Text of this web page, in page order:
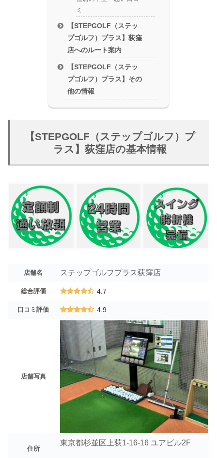
ミ
【STEPGOLF（ステッ
プゴルフ）プラス】荻窪
店へのルート案内
【STEPGOLF（ステッ
プゴルフ）プラス】その
他の情報
【STEPGOLF（ステップゴルフ）プ
ラス】荻窪店の基本情報
店舗名 ステップゴルフプラス荻窪店
総合評価 4.7
口コミ評価 4.9
店舗写真
住所
東京都杉並区上荻1-16-16 ユアビル2F